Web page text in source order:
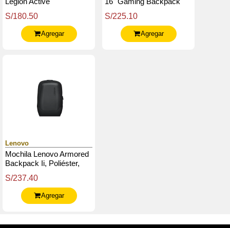
S/180.50
Agregar
S/225.10
Agregar
Lenovo
Mochila Lenovo Armored
Backpack Ii, Poliéster,
18, Negro
S/237.40
Agregar